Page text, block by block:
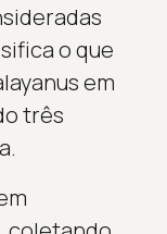
o que
em
três